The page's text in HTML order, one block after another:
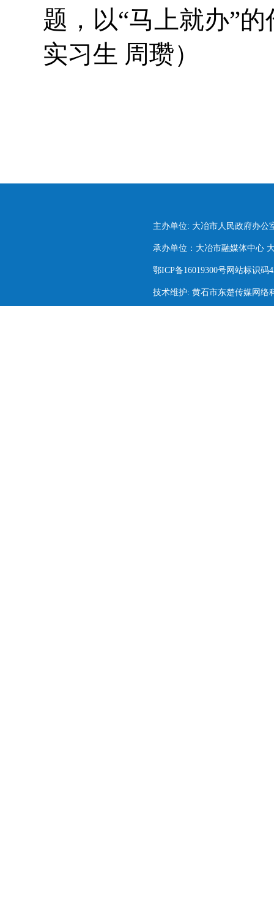
题，以“马上就办”
实习生 周瓒）
主办单位: 大冶市人民政府办公
承办单位：大冶市融媒体中心
鄂ICP备16019300号网站标识码
技术维护: 黄石市东楚传媒网络